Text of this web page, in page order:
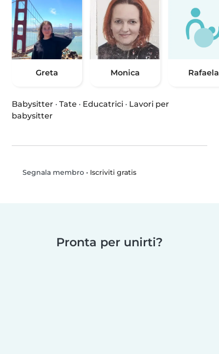
Greta Monica Rafaela
Babysitter · Tate · Educatrici · Lavori per
babysitter
Segnala membro• Iscriviti gratis
Pronta per unirti?